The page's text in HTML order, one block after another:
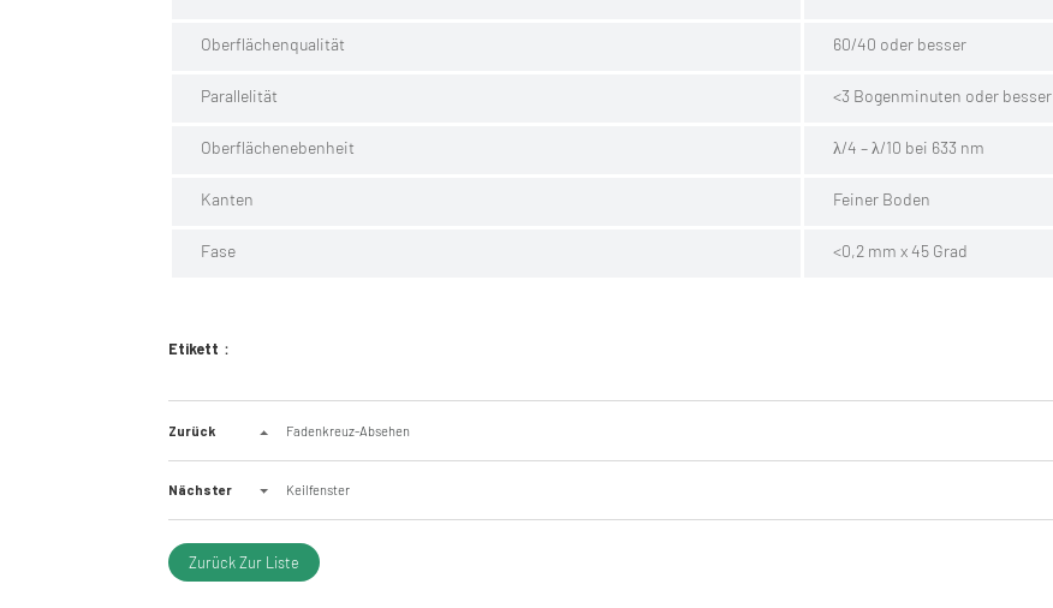
Oberflächenqualität 60/40 oder besser
Parallelität <3 Bogenminuten oder besser
Oberflächenebenheit λ/4 – λ/10 bei 633 nm
Kanten Feiner Boden
Fase <0,2 mm x 45 Grad
Etikett：
Zurück Fadenkreuz-Absehen
Nächster Keilfenster
Zurück Zur Liste